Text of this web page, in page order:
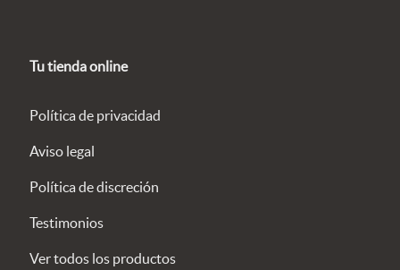
Tu tienda online
Política de privacidad
Aviso legal
Política de discreción
Testimonios
Ver todos los productos